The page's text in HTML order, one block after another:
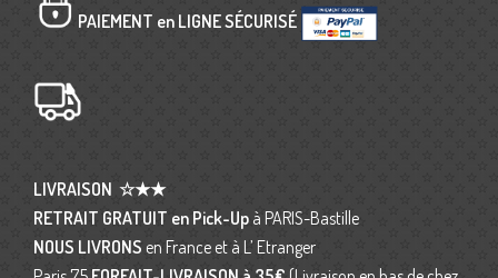
PAIEMENT en LIGNE SÉCURISÉ
LIVRAISON ☆★★
RETRAIT GRATUIT en Pick-Up à PARIS-Bastille
NOUS LIVRONS en France et à L’ Etranger